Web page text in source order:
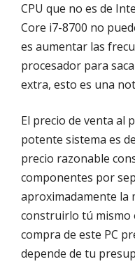
CPU que no es de
Core i7-8700 no
es aumentar las
procesador para
extra, esto es una
El precio de venta al
potente sistema es
precio razonable
componentes por
aproximadamente la
construirlo tú mismo
compra de este PC
depende de tu